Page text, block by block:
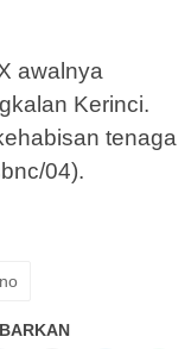
awalnya
Kerinci.
tenaga
04).